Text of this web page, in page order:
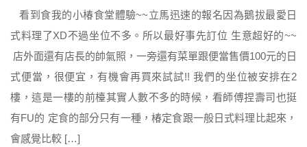
看到食我的小椿食堂體驗~~立馬迅速的報名因為鵝拔最愛日
式料理了XD不過坐位不多。所以最好事先訂位 生意超好的~~
店外面還有店長的帥氣照，一旁還有菜單跟便當售價100元的日
式便當，很便宜，有機會再買來試試!! 我們的坐位被安排在2
樓，這是一樓的前檯其實人數不多的時候，看師傅捏壽司也挺
有FU的 定食的部分只有一種，椿定食跟一般日式料理比起來，
會感覺比較 […]